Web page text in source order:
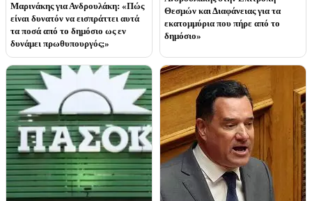
Μαρινάκης για Ανδρουλάκη: «Πώς
είναι δυνατόν να εισπράττει αυτά
τα ποσά από το δημόσιο ως εν
δυνάμει πρωθυπουργός;»
Θεσμών και Διαφάνειας για τα
εκατομμύρια που πήρε από το
δημόσιο»